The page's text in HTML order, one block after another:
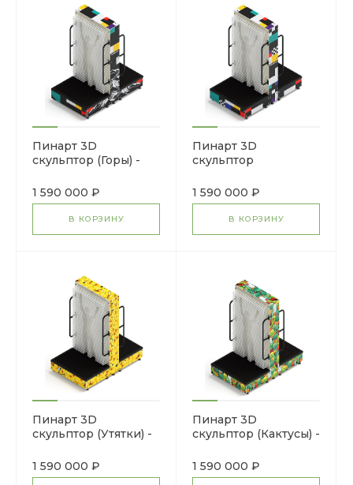
Пинарт 3D
скульптор (Горы) -
1 590 000 ₽
В КОРЗИНУ
Пинарт 3D
скульптор
100.01.01-03
1 590 000 ₽
В КОРЗИНУ
Пинарт 3D
скульптор (Утятки) -
1 590 000 ₽
Пинарт 3D
скульптор (Кактусы) -
1 590 000 ₽